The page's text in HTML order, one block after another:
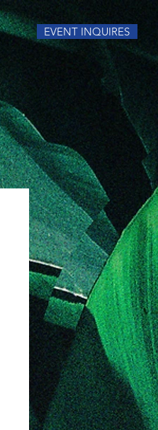
EVENT INQUIRES